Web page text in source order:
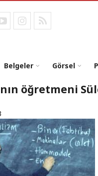
youtubeinstagram
RSS
Belgeler Görsel
öğretmeni